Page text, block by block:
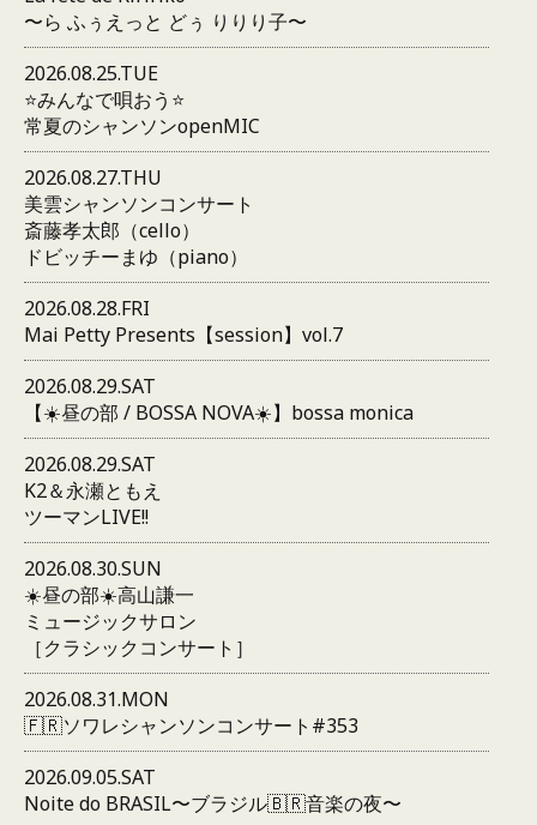
〜ら ふぅえっと どぅ りりり子〜
2026.08.25.TUE
⭐️みんなで唄おう⭐️
常夏のシャンソンopenMIC
2026.08.27.THU
美雲シャンソンコンサート
斎藤孝太郎（cello）
ドビッチーまゆ（piano）
2026.08.28.FRI
Mai Petty Presents【session】vol.7
2026.08.29.SAT
【☀️昼の部 / BOSSA NOVA☀️】bossa monica
2026.08.29.SAT
K2＆永瀬ともえ
ツーマンLIVE!!
2026.08.30.SUN
☀️昼の部☀️高山謙一
ミュージックサロン
［クラシックコンサート］
2026.08.31.MON
🇫🇷ソワレシャンソンコンサート#353
2026.09.05.SAT
Noite do BRASIL〜ブラジル🇧🇷音楽の夜〜